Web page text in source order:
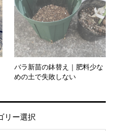
バラ新苗の鉢替え｜肥料少な
めの土で失敗しない
リー選択